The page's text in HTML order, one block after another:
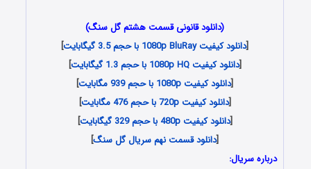
(دانلود قانونی قسمت هشتم گل سنگ)
[دانلود کیفیت 1080p BluRay با حجم 3.5 گیگابایت
]
[دانلود کیفیت 1080p HQ با حجم 1.3 گیگابایت
]
[دانلود کیفیت 1080p با حجم 939 مگابایت
]
[دانلود کیفیت 720p با حجم 476 مگابایت
]
[دانلود کیفیت 480p با حجم 329 گیگابایت
]
[دانلود قسمت نهم سریال گل سنگ]
درباره سریال: